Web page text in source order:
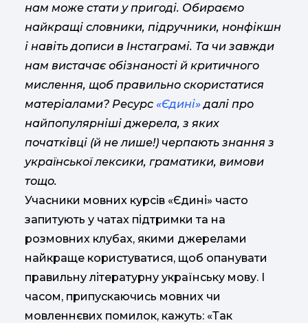
нам може стати у пригоді. Обираємо
найкращі словники, підручники, нонфікшн
і навіть дописи в Інстаграмі. Та чи завжди
нам вистачає обізнаності й критичного
мислення, щоб правильно скористатися
матеріалами? Ресурс «Єдині» далі про
найпопулярніші джерела, з яких
початківці (й не лише!) черпають знання з
української лексики, граматики, вимови
тощо.
Учасники мовних курсів «Єдині» часто
запитують у чатах підтримки та на
розмовних клубах, якими джерелами
найкраще користуватися, щоб опанувати
правильну літературну українську мову. І
часом, припускаючись мовних чи
мовленнєвих помилок, кажуть: «Так